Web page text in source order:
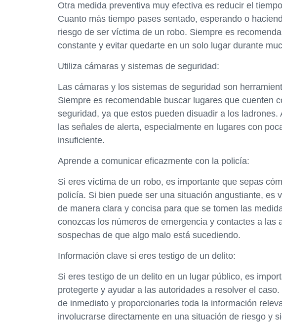
Otra medida preventiva muy efectiva es reducir el
Cuanto más tiempo pases sentado, esperando o
riesgo de ser víctima de un robo. Siempre es
constante y evitar quedarte en un solo lugar durante
Utiliza cámaras y sistemas de seguridad:
Las cámaras y los sistemas de seguridad son
Siempre es recomendable buscar lugares que cuenten
seguridad, ya que estos pueden disuadir a los
las señales de alerta, especialmente en lugares con
insuficiente.
Aprende a comunicar eficazmente con la policía:
Si eres víctima de un robo, es importante que sepas
policía. Si bien puede ser una situación angustiante, es
de manera clara y concisa para que se tomen las
conozcas los números de emergencia y contactes a las
sospechas de que algo malo está sucediendo.
Información clave si eres testigo de un delito:
Si eres testigo de un delito en un lugar público, es
protegerte y ayudar a las autoridades a resolver el
de inmediato y proporcionarles toda la información
involucrarse directamente en una situación de riesgo y